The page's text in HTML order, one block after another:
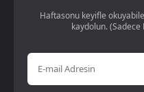
Haftasonu keyifle
kaydolun.